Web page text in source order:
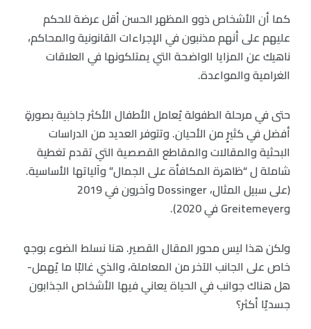
كما أن الأشخاص ذوو المظهر الحسن أقل عرضة للحكم
عليهم على أنهم مذنبون في الإجراءات القانونية والمحاكم،
ناهيك عن المزايا الواضحة التي يمتلكونها في العلاقات
الغرامية والمواعدة.
حتى في مرحلة الطفولة يُعامل الأطفال الأكثر جاذبية بصورةٍ
أفضل في كثيرٍ من الأحيان. وتتوفر العديد من الدراسات
البحثية والمقالات والمقاطع القصصية التي تقدم تغطية
شاملة ل “ظاهرة المكافأة على الجمال” وآلياتها الأساسية.
(على سبيل المثال، Dossinger وآخرون في 2019
وGreitemeyer في 2020).
ولكن هذا ليس محور المقال القصير. هنا نسلط الضوء بوجهٍ
خاص على الجانب الآخر من المعاملة، والذي غالبًا ما يُهمل-
هل هناك جوانب في الحياة يعاني فيها الأشخاص الجذابون
جسديًا أكثر؟